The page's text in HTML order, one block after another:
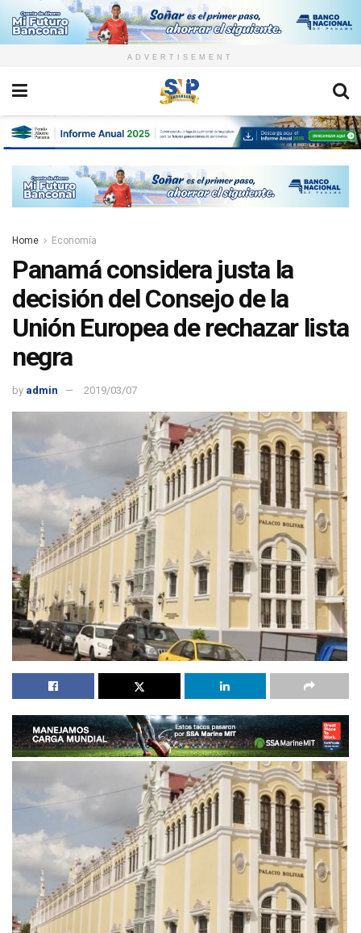
ADVERTISEMENT
Home Economía
Panamá considera justa la
decisión del Consejo de la
Unión Europea de rechazar lista
negra
by admin 2019/03/07